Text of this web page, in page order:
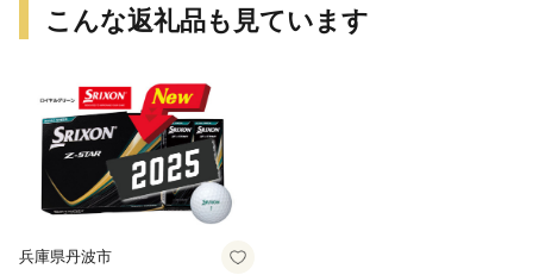
こんな返礼品も見ています
兵庫県丹波市